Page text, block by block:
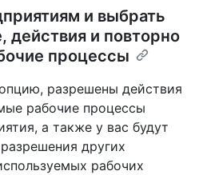
и выбрать
действия и повторно
процессы
разрешены действия
рабочие процессы
а также у вас будут
других
рабочих